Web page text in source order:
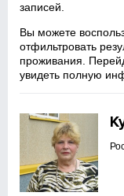
записей.
Вы можете
отфильтровать
проживания.
увидеть полную